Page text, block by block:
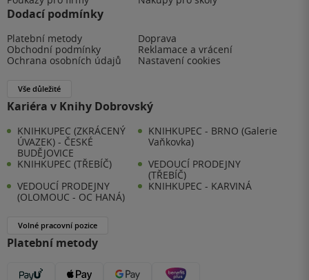
Dodací podmínky
Platební metody
Doprava
Obchodní podmínky
Reklamace a vrácení
Ochrana osobních údajů
Nastavení cookies
Vše důležité
Kariéra v Knihy Dobrovský
KNIHKUPEC (ZKRÁCENÝ
ÚVAZEK) - ČESKÉ
BUDĚJOVICE
KNIHKUPEC - BRNO (Galerie
Vaňkovka)
KNIHKUPEC (TŘEBÍČ)
VEDOUCÍ PRODEJNY
(TŘEBÍČ)
VEDOUCÍ PRODEJNY
(OLOMOUC - OC HANÁ)
KNIHKUPEC - KARVINÁ
Volné pracovní pozice
Platební metody